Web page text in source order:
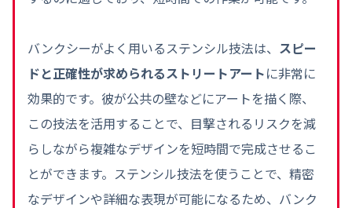
バンクシーがよく用いるステンシル技法は、 スピー
ドと正確性が求められるストリートアートに非常に
効果的です。彼が公共の壁などにアートを描く際、
この技法を活用することで、目撃されるリスクを減
らしながら複雑なデザインを短時間で完成させるこ
とができます。ステンシル技法を使うことで、精密
なデザインや詳細な表現が可能になるため、バンク